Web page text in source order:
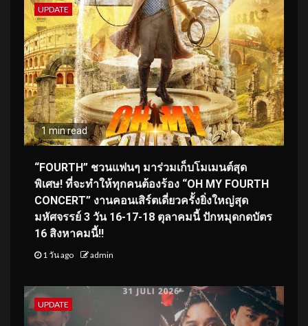
UPDATE
1 min read
“FOURTH” ชวนแฟนๆ มาร่วมเก็บโมเมนต์สุด
พิเศษ! ที่จะทำให้ทุกคนต้องร้อง “OH MY FOURTH
CONCERT” งานคอนเสิร์ตเดี่ยวครั้งยิ่งใหญ่สุด
มหัศจรรย์ 3 วัน 16-17-18 ตุลาคมนี้ ปักหมุดกดบัตร
16 สิงหาคมนี้!!
1 วัน ago admin
UPDATE